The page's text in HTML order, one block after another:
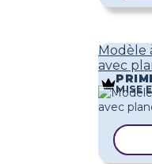
Modèle
avec
MISE